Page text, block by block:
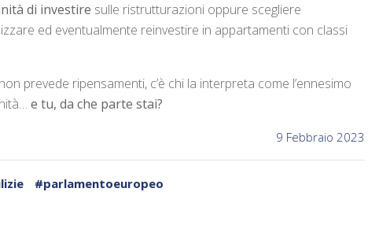
di investire sulle ristrutturazioni oppure scegliere
ed eventualmente reinvestire in appartamenti con classi
prevede ripensamenti, c’è chi la interpreta come l’ennesimo
e tu, da che parte stai?
9 Febbraio 2023
#parlamentoeuropeo